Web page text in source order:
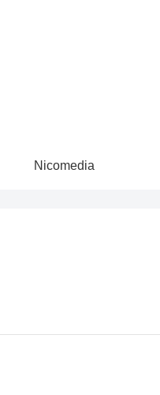
Nicomedia